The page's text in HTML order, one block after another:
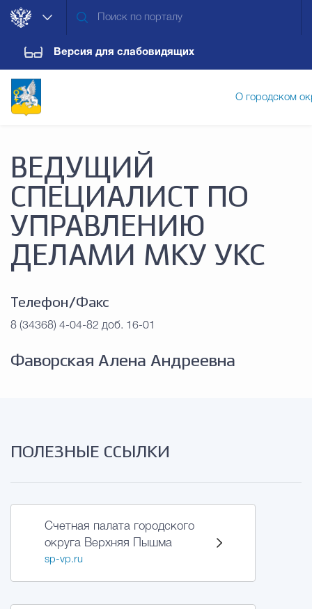
Версия для слабовидящих
О городском
Дума городского округа
Новости Обращения граждан
ВЕДУЩИЙ
СПЕЦИАЛИСТ ПО
УПРАВЛЕНИЮ
ДЕЛАМИ МКУ УКС
Телефон/Факс
8 (34368) 4-04-82 доб. 16-01
Фаворская Алена Андреевна
ПОЛЕЗНЫЕ ССЫЛКИ
Счетная палата городского
округа Верхняя Пышма
sp-vp.ru